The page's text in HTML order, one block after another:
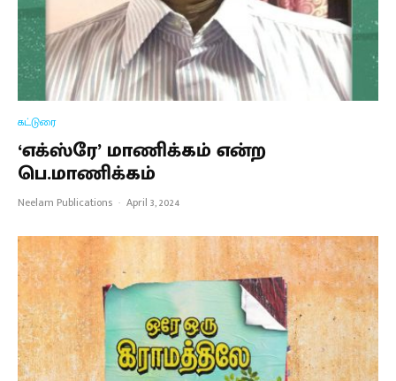
கட்டுரை
‘எக்ஸ்ரே’ மாணிக்கம் என்ற
பெ.மாணிக்கம்
Neelam Publications · April 3, 2024